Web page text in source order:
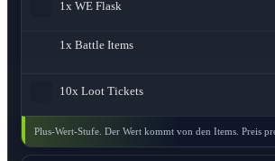
1x WE Flask
1x Battle Items
10x Loot Tickets
Plus-Wert-Stufe. Der Wert kommt von den Items. Preis